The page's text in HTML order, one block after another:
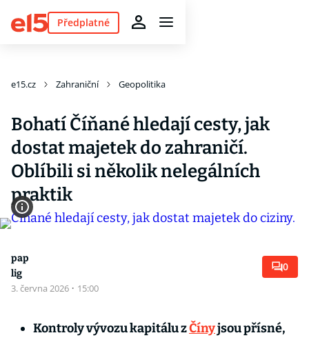
Předplatné
e15.cz Zahraniční Geopolitika
Bohatí Číňané hledají cesty, jak
dostat majetek do zahraničí.
Oblíbili si několik nelegálních
praktik
pap
lig
3. června 2026 · 15:00
0
Kontroly vývozu kapitálu zČínyjsou přísné,